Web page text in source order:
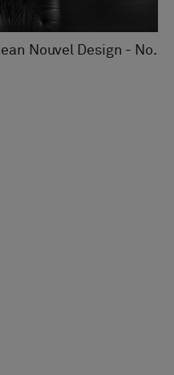
Nouvel Design - No.